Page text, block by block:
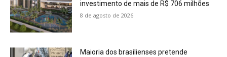
investimento de mais de R$ 706 milhões
8 de agosto de 2026
Maioria dos brasilienses pretende